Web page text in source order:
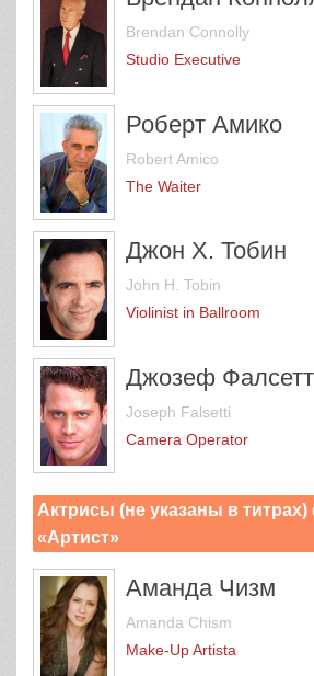
Brendan Connolly
Studio Executive
Роберт Амико
Robert Amico
The Waiter
Джон Х. Тобин
John H. Tobin
Violinist in Ballroom
Джозеф
Joseph Falsetti
Camera Operator
Актрисы (не указаны в
«Артист»
Аманда Чизм
Amanda Chism
Make-Up Artistа